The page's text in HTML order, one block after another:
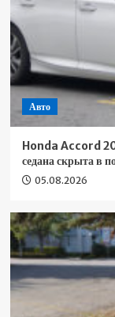
Авто
Honda Accord
седана скрыта в
05.08.2026